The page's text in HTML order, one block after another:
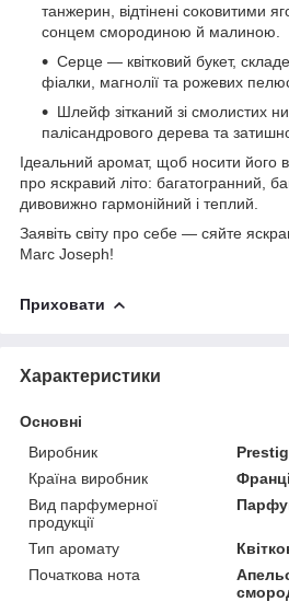
танжерин, відтінені соковитими
сонцем смородиною й малиною.
Серце — квітковий букет,
фіалки, магнолії та рожевих
Шлейф зітканий зі смолистих
палісандрового дерева та
Ідеальний аромат, щоб носити його
про яскравий літо: багатогранний,
дивовижно гармонійний і теплий.
Заявіть світу про себе — сяйте
Marc Joseph!
Приховати
Характеристики
Основні
Виробник
Країна виробник
Вид парфумерної
продукції
Тип аромату
Початкова нота